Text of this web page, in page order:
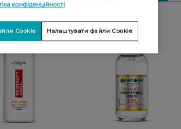
-25%
конфіденційності
Налаштувати файли Cookie
Cookie